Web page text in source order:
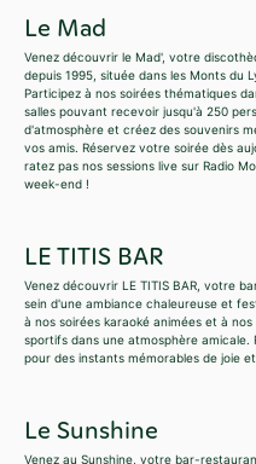
Le Mad
Venez découvrir le Mad', votre
depuis 1995, située dans les Monts du
Participez à nos soirées thématiques
salles pouvant recevoir jusqu'à 250
d'atmosphère et créez des souvenirs
vos amis. Réservez votre soirée dès
ratez pas nos sessions live sur Radio
week-end !
LE TITIS BAR
Venez découvrir LE TITIS BAR, votre
sein d'une ambiance chaleureuse et
à nos soirées karaoké animées et à
sportifs dans une atmosphère amicale.
pour des instants mémorables de joie
Le Sunshine
Venez au Sunshine, votre bar-